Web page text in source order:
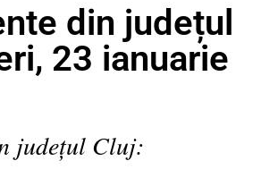
din județul
23 ianuarie
județul Cluj: